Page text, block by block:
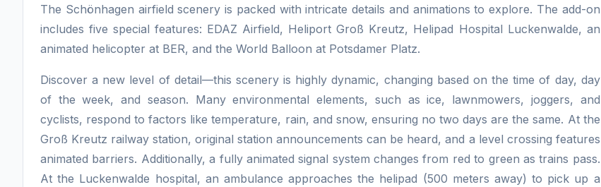
The Schönhagen airfield scenery is packed with intricate details and animations to explore. The add-on
includes five special features: EDAZ Airfield, Heliport Groß Kreutz, Helipad Hospital Luckenwalde, an
animated helicopter at BER, and the World Balloon at Potsdamer Platz.
Discover a new level of detail—this scenery is highly dynamic, changing based on the time of day, day
of the week, and season. Many environmental elements, such as ice, lawnmowers, joggers, and
cyclists, respond to factors like temperature, rain, and snow, ensuring no two days are the same. At the
Groß Kreutz railway station, original station announcements can be heard, and a level crossing features
animated barriers. Additionally, a fully animated signal system changes from red to green as trains pass.
At the Luckenwalde hospital, an ambulance approaches the helipad (500 meters away) to pick up a